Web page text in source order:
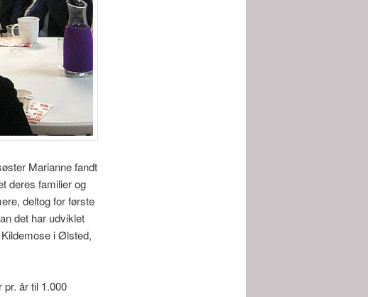
Marianne fandt
deres familier og
deltog for første
det har udviklet
i Ølsted,
år til 1.000